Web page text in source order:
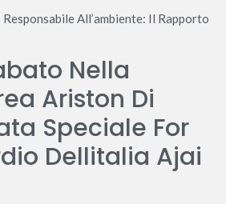
All’ambiente: Il Rapporto
Nella
Ariston Di
Speciale For
Dellitalia Ajai